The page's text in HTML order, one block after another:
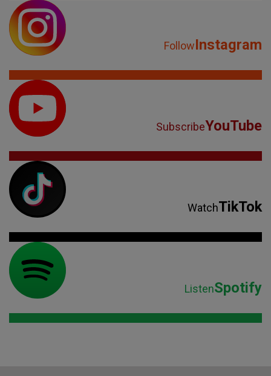
FollowInstagram
SubscribeYouTube
WatchTikTok
ListenSpotify